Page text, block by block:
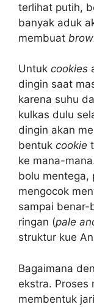
terlihat putih,
banyak aduk
membuat
Untuk cookies
dingin saat
karena suhu
kulkas dulu
dingin akan
bentuk cookie
ke mana-
bolu mentega,
mengocok
sampai benar-
ringan (pale
struktur kue
Bagaimana
ekstra. Proses
membentuk